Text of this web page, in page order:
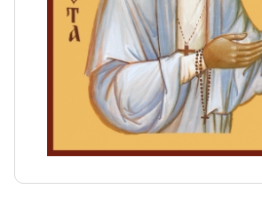
Ювелирные изделия